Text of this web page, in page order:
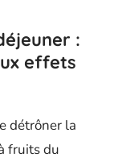
:
effets
détrôner la
fruits du